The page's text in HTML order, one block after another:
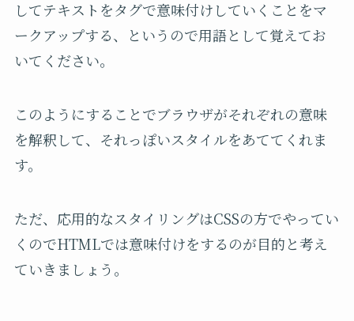
してテキストをタグで意味付けしていくことをマ
ークアップする、というので用語として覚えてお
いてください。
このようにすることでブラウザがそれぞれの意味
を解釈して、それっぽいスタイルをあててくれま
す。
ただ、応用的なスタイリングはCSSの方でやってい
くのでHTMLでは意味付けをするのが目的と考え
ていきましょう。